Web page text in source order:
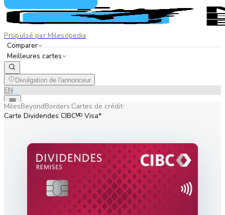
Propulsé par Milesopedia
Comparer
Meilleures cartes
Divulgation de l'annonceur
ENFR
MilesBeyondBorders/Cartes de crédit/
Carte Dividendes CIBCᴹᴰ Visa*